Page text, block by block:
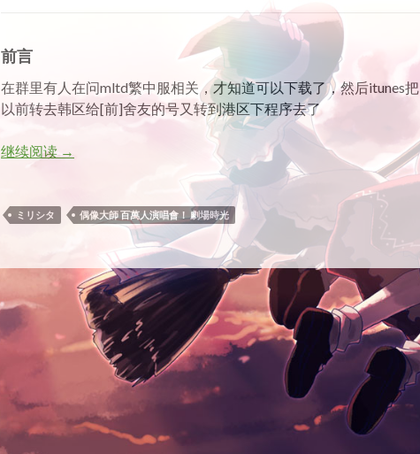
前言
在群里有人在问mltd繁中服相关，才知道可以下载了，然后itunes把
以前转去韩区给[前]舍友的号又转到港区下程序去了
继续阅读mltd繁中服 API速览
→
ミリシタ 偶像大師 百萬人演唱會！ 劇場時光